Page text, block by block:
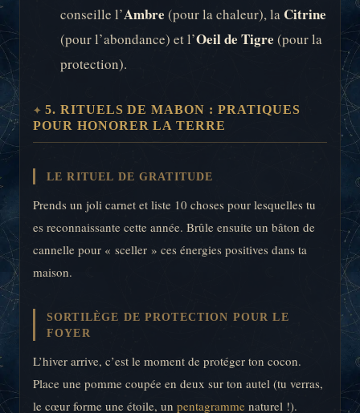
conseille l’Ambre (pour la chaleur), la Citrine
(pour l’abondance) et l’Oeil de Tigre (pour la
protection).
5. RITUELS DE MABON : PRATIQUES
POUR HONORER LA TERRE
LE RITUEL DE GRATITUDE
Prends un joli carnet et liste 10 choses pour lesquelles tu
es reconnaissante cette année. Brûle ensuite un bâton de
cannelle pour « sceller » ces énergies positives dans ta
maison.
SORTILÈGE DE PROTECTION POUR LE
FOYER
L’hiver arrive, c’est le moment de protéger ton cocon.
Place une pomme coupée en deux sur ton autel (tu verras,
le cœur forme une étoile, un pentagramme naturel !).